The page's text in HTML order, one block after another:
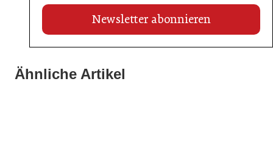
Newsletter abonnieren
Ähnliche Artikel
13. Juli 2026
Honorareingriffe bei Immobilienmaklern auf dem